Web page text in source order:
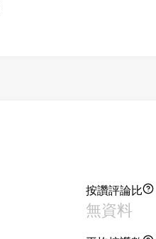
按讚評論比
無資料